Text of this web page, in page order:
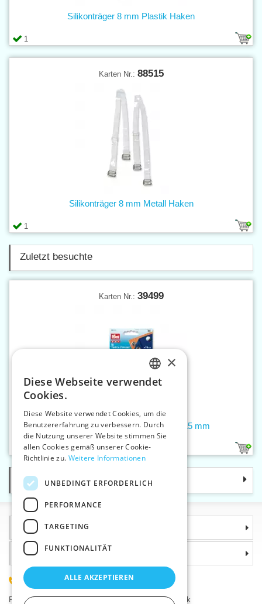
1
Silikonträger 8 mm Plastik Haken
Karten Nr.: 88515
1
Silikonträger 8 mm Metall Haken
Zuletzt besuchte
Karten Nr.: 39499
1
Druckknöpfe YACHT&CARAVAN 15 mm
Kategorie
Informationen
Warum sollten Sie gerade uns wählen?
(+420) 585 051 217
Plzeňská 868, 783 91 Uničov, Tschechische Republik
CZECH
ENGLISH
×
Diese Webseite verwendet
Cookies.
Diese Website verwendet Cookies, um die
Benutzererfahrung zu verbessern. Durch
die Nutzung unserer Website stimmen Sie
allen Cookies gemäß unserer Cookie-
Richtlinie zu. Weitere Informationen
UNBEDINGT ERFORDERLICH
PERFORMANCE
TARGETING
FUNKTIONALITÄT
ALLE AKZEPTIEREN